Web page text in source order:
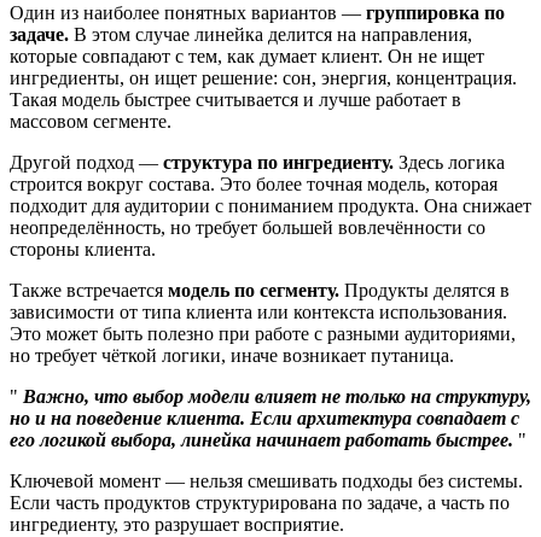
Один из наиболее понятных вариантов — группировка по
задаче. В этом случае линейка делится на направления,
которые совпадают с тем, как думает клиент. Он не ищет
ингредиенты, он ищет решение: сон, энергия, концентрация.
Такая модель быстрее считывается и лучше работает в
массовом сегменте.
Другой подход — структура по ингредиенту. Здесь логика
строится вокруг состава. Это более точная модель, которая
подходит для аудитории с пониманием продукта. Она снижает
неопределённость, но требует большей вовлечённости со
стороны клиента.
Также встречается модель по сегменту. Продукты делятся в
зависимости от типа клиента или контекста использования.
Это может быть полезно при работе с разными аудиториями,
но требует чёткой логики, иначе возникает путаница.
Важно, что выбор модели влияет не только на структуру,
но и на поведение клиента. Если архитектура совпадает с
его логикой выбора, линейка начинает работать быстрее.
Ключевой момент — нельзя смешивать подходы без системы.
Если часть продуктов структурирована по задаче, а часть по
ингредиенту, это разрушает восприятие.